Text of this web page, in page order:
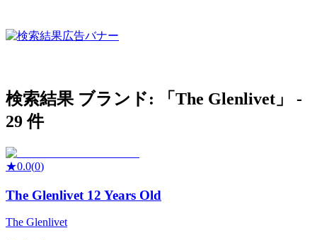
検索結果 ブランド: 「 The Glenlivet 」 -
29件
★0.0(0)
The Glenlivet 12 Years Old
The Glenlivet